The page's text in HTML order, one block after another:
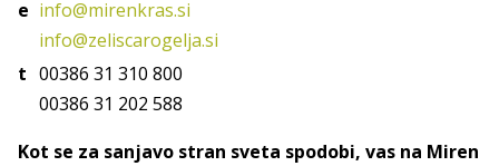
e info@mirenkras.si
info@zeliscarogelja.si
t 00386 31 310 800
00386 31 202 588
Kot se za sanjavo stran sveta spodobi, vas na Miren